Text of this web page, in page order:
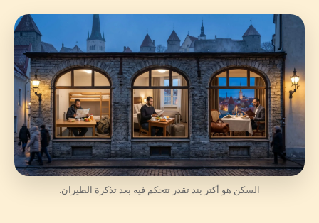
السكن هو أكتر بند تقدر تتحكم فيه بعد تذكرة الطيران.